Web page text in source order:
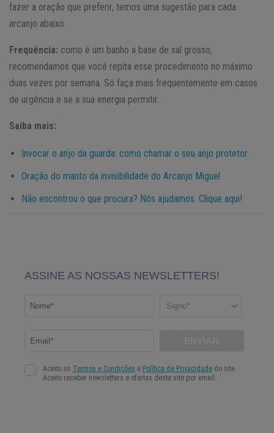
fazer a oração que preferir, temos uma sugestão para cada
arcanjo abaixo.
Frequência: como é um banho a base de sal grosso,
recomendamos que você repita esse procedimento no máximo
duas vezes por semana. Só faça mais frequentemente em casos
de urgência e se a sua energia permitir.
Saiba mais:
Invocar o anjo da guarda: como chamar o seu anjo protetor
Oração do manto da invisibilidade do Arcanjo Miguel
Não encontrou o que procura? Nós ajudamos. Clique aqui!